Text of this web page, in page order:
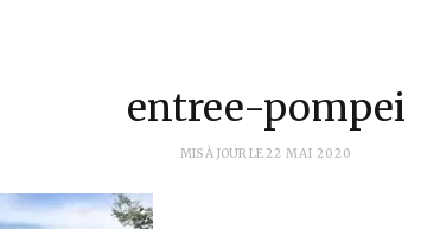
entree-pompei
MIS À JOUR LE22 MAI 2020